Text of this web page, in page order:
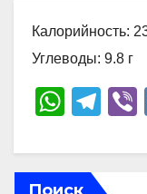
Калорийность:
Углеводы: 9.8 г
W
at
T
e